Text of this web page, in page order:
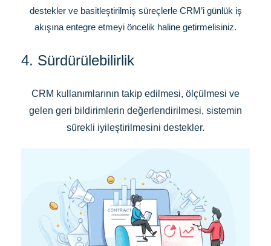
destekler ve basitleştirilmiş süreçlerle CRM’i günlük iş
akışına entegre etmeyi öncelik haline getirmelisiniz.
4. Sürdürülebilirlik
CRM kullanımlarının takip edilmesi, ölçülmesi ve
gelen geri bildirimlerin değerlendirilmesi, sistemin
sürekli iyileştirilmesini destekler.